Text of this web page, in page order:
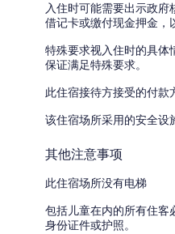
入住时可能需要出示政府
借记卡或缴付现金押金，
特殊要求视入住时的具体
保证满足特殊要求。
此住宿接待方接受的付款
该住宿场所采用的安全设
其他注意事项
此住宿场所没有电梯
包括儿童在内的所有住客
身份证件或护照。